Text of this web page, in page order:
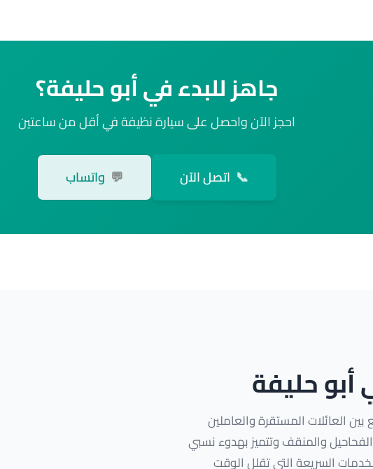
جاهز للبدء في أبو حليفة؟
احجز الآن واحصل على سيارة نظيفة في أقل من ساعتين
📞 اتصل الآن 💬 واتساب
حليفة
العائلات المستقرة والعاملين
والمنقف وتتميز بهدوء نسبي
السريعة التي تقلل الوقت